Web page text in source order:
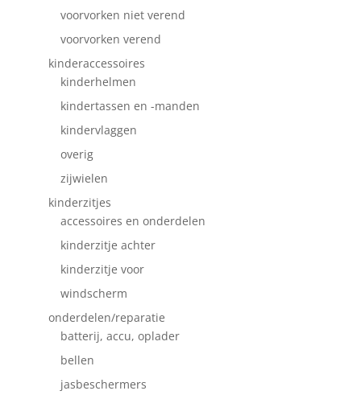
voorvorken niet verend
voorvorken verend
kinderaccessoires
kinderhelmen
kindertassen en -manden
kindervlaggen
overig
zijwielen
kinderzitjes
accessoires en onderdelen
kinderzitje achter
kinderzitje voor
windscherm
onderdelen/reparatie
batterij, accu, oplader
bellen
jasbeschermers